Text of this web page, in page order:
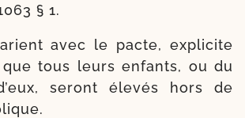
§ 1.
avec le pacte, expli­cite
tous leurs enfants, ou du
seront éle­vés hors de